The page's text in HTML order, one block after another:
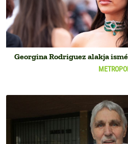
Georgina Rodriguez alakja